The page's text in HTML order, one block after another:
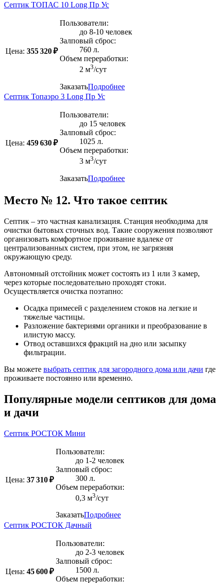
Септик ТОПАС 10 Long Пр Ус
Цена: 355 320 ₽
Пользователи:
до 8-10 человек
Залповый сброс:
760 л.
Объем переработки:
2 м3/сут
ЗаказатьПодробнее
Септик Топаэро 3 Long Пр Ус
Цена: 459 630 ₽
Пользователи:
до 15 человек
Залповый сброс:
1025 л.
Объем переработки:
3 м3/сут
ЗаказатьПодробнее
Место № 12. Что такое септик
Септик – это частная канализация. Станция необходима для
очистки бытовых сточных вод. Такие сооружения позволяют
организовать комфортное проживание вдалеке от
централизованных систем, при этом, не загрязняя
окружающую среду.
Автономный отстойник может состоять из 1 или 3 камер,
через которые последовательно проходят стоки.
Осуществляется очистка поэтапно:
Осадка примесей с разделением стоков на легкие и
тяжелые частицы.
Разложение бактериями органики и преобразование в
илистую массу.
Отвод оставшихся фракций на дно или засыпку
фильтрации.
Вы можете выбрать септик для загородного дома или дачи где
проживаете постоянно или временно.
Популярные модели септиков для дома
и дачи
Септик РОСТОК Мини
Цена: 37 310 ₽
Пользователи:
до 1-2 человек
Залповый сброс:
300 л.
Объем переработки:
0,3 м3/сут
ЗаказатьПодробнее
Септик РОСТОК Дачный
Цена: 45 600 ₽
Пользователи:
до 2-3 человек
Залповый сброс:
1500 л.
Объем переработки: